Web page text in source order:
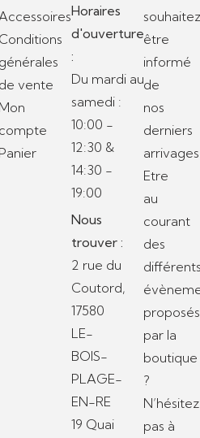
Conditions
générales
de vente
Mon
compte
Panier
Horaires
d'ouverture
:
Du mardi au
samedi :
10:00 -
12:30 &
14:30 -
19:00
Nous
trouver :
2 rue du
Coutord,
17580
LE-
BOIS-
PLAGE-
EN-RE
19 Quai
être
informé
de
nos
derniers
Etre
au
courant
des
proposés
par la
boutique
?
N’hésitez
pas à